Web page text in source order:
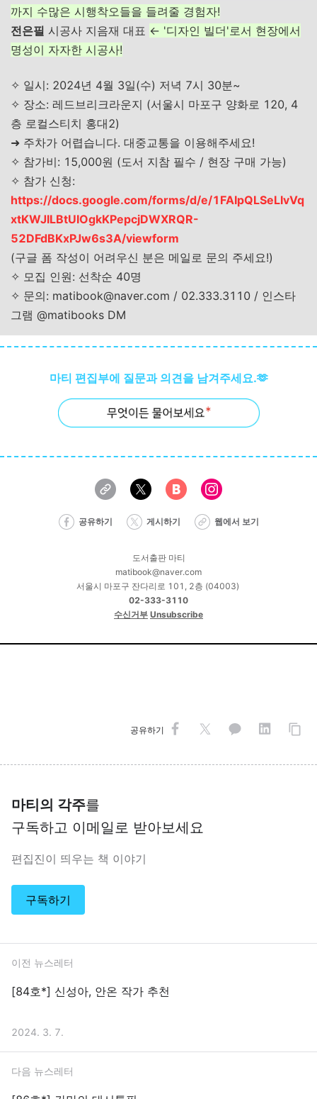
까지 수많은 시행착오들을 들려줄 경험자!
전은필 시공사 지음재 대표 ← '디자인 빌더'로서 현장에서
명성이 자자한 시공사!
✧ 일시: 2024년 4월 3일(수) 저녁 7시 30분~
✧ 장소: 레드브리크라운지 (서울시 마포구 양화로 120, 4
층 로컬스티치 홍대2)
➜ 주차가 어렵습니다. 대중교통을 이용해주세요!
✧ 참가비: 15,000원 (도서 지참 필수 / 현장 구매 가능)
✧ 참가 신청:
https://docs.google.com/forms/d/e/1FAIpQLSeLIvVq
xtKWJILBtUIOgkKPepcjDWXRQR-
52DFdBKxPJw6s3A/viewform
(구글 폼 작성이 어려우신 분은 메일로 문의 주세요!)
✧ 모집 인원: 선착순 40명
✧ 문의: matibook@naver.com / 02.333.3110 / 인스타
그램 @matibooks DM
마티 편집부에 질문과 의견을 남겨주세요.🫶
공유하기 게시하기 웹에서 보기
도서출판 마티
matibook@naver.com
서울시 마포구 잔다리로 101, 2층 (04003)
02-333-3110
수신거부 Unsubscribe
공유하기
마티의 각주를
구독하고 이메일로 받아보세요
편집진이 띄우는 책 이야기
구독하기
이전 뉴스레터
[84호*] 신성아, 안온 작가 추천
2024. 3. 7.
다음 뉴스레터